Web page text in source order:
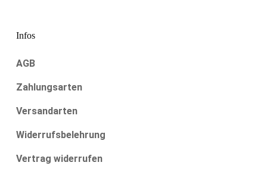
Infos
AGB
Zahlungsarten
Versandarten
Widerrufsbelehrung
Vertrag widerrufen